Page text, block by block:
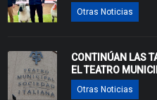
Otras Noticias
CONTINÚAN LAS
EL TEATRO
Otras Noticias